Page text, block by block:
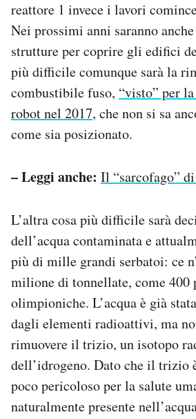
reattore 1 invece i lavori
Nei prossimi anni saranno
strutture per coprire gli edifici
più difficile comunque sarà la
combustibile fuso, “visto” per
robot nel 2017, che non si sa
come sia posizionato.
– Leggi anche: Il “sarcofago”
L’altra cosa più difficile sarà
dell’acqua contaminata e
più di mille grandi serbatoi: ce
milione di tonnellate, come 400
olimpioniche. L’acqua è già
dagli elementi radioattivi, ma
rimuovere il trizio, un isotopo
dell’idrogeno. Dato che il trizio
poco pericoloso per la salute
naturalmente presente